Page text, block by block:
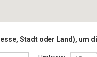
Stadt oder Land), um